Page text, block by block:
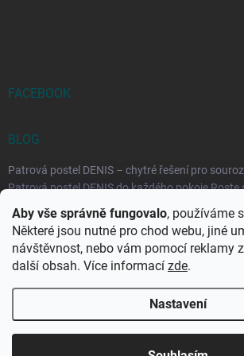
Aby vše správně fungovalo, používáme
Některé jsou nutné pro chod webu, jiné
návštěvnost, nebo vám pomocí reklamy
další obsah. Více informací zde.
Nastavení
FACEBOOK
BLOG
Patrová postel DENIS – chytré řešení pro
Patrová postel DENIS do každého pokoje Roste
Rozkládací postele RELAX – ideální řešení pro
každodenní spaní
Rozkládací postel, která se přizpůsobí vašemu
Copyright 2026DK-obchod.cz. Všechna práva
nastavení cookies